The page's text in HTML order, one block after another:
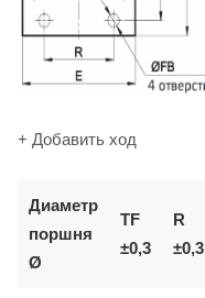
+ Добавить ход
Диаметр
поршня
Ø
TF
±0,3
R
±0,3